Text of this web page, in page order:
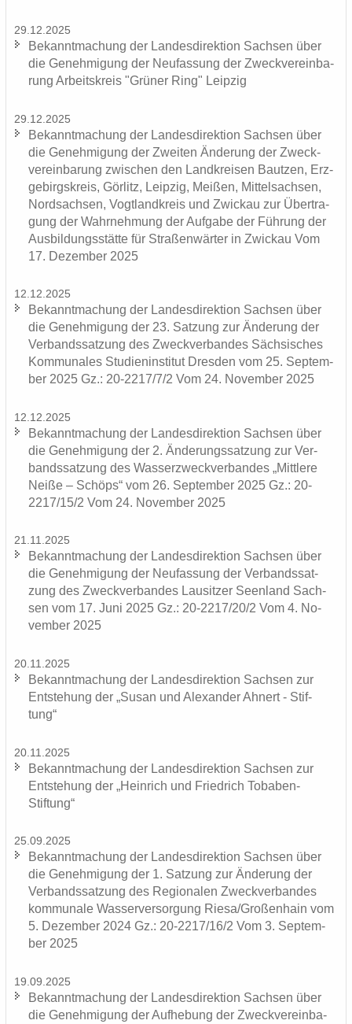
29.12.2025
Be­kannt­ma­chung der Lan­des­di­rek­ti­on Sach­sen über
die Ge­neh­mi­gung der Neu­fas­sung der Zweck­ver­ein­ba­
rung Ar­beits­kreis "Grü­ner Ring" Leip­zig
29.12.2025
Be­kannt­ma­chung der Lan­des­di­rek­ti­on Sach­sen über
die Ge­neh­mi­gung der Zwei­ten Än­de­rung der Zweck­
ver­ein­ba­rung zwi­schen den Land­krei­sen Baut­zen, Erz­
ge­birgs­kreis, Gör­litz, Leip­zig, Mei­ßen, Mit­tel­sach­sen,
Nord­sach­sen, Vogt­land­kreis und Zwi­ckau zur Über­tra­
gung der Wahr­neh­mung der Auf­ga­be der Füh­rung der
Aus­bil­dungs­stät­te für Stra­ßen­wär­ter in Zwi­ckau Vom
17. De­zem­ber 2025
12.12.2025
Be­kannt­ma­chung der Lan­des­di­rek­ti­on Sach­sen über
die Ge­neh­mi­gung der 23. Sat­zung zur Än­de­rung der
Ver­bands­sat­zung des Zweck­ver­ban­des Säch­si­sches
Kom­mu­na­les Stu­di­en­in­sti­tut Dres­den vom 25. Sep­tem­
ber 2025 Gz.: 20-2217/7/2 Vom 24. No­vem­ber 2025
12.12.2025
Be­kannt­ma­chung der Lan­des­di­rek­ti­on Sach­sen über
die Ge­neh­mi­gung der 2. Än­de­rungs­sat­zung zur Ver­
bands­sat­zung des Was­ser­zweck­ver­ban­des „Mitt­le­re
Neiße – Schöps“ vom 26. Sep­tem­ber 2025 Gz.: 20-
2217/15/2 Vom 24. No­vem­ber 2025
21.11.2025
Be­kannt­ma­chung der Lan­des­di­rek­ti­on Sach­sen über
die Ge­neh­mi­gung der Neu­fas­sung der Ver­bands­sat­
zung des Zweck­ver­ban­des Lau­sit­zer Se­en­land Sach­
sen vom 17. Juni 2025 Gz.: 20-2217/20/2 Vom 4. No­
vem­ber 2025
20.11.2025
Be­kannt­ma­chung der Lan­des­di­rek­ti­on Sach­sen zur
Ent­ste­hung der „Susan und Alex­an­der Ah­nert - Stif­
tung“
20.11.2025
Be­kannt­ma­chung der Lan­des­di­rek­ti­on Sach­sen zur
Ent­ste­hung der „Hein­rich und Fried­rich Tobaben-​
Stiftung“
25.09.2025
Be­kannt­ma­chung der Lan­des­di­rek­ti­on Sach­sen über
die Ge­neh­mi­gung der 1. Sat­zung zur Än­de­rung der
Ver­bands­sat­zung des Re­gio­na­len Zweck­ver­ban­des
kom­mu­na­le Was­ser­ver­sor­gung Riesa/Gro­ßen­hain vom
5. De­zem­ber 2024 Gz.: 20-2217/16/2 Vom 3. Sep­tem­
ber 2025
19.09.2025
Be­kannt­ma­chung der Lan­des­di­rek­ti­on Sach­sen über
die Ge­neh­mi­gung der Auf­he­bung der Zweck­ver­ein­ba­